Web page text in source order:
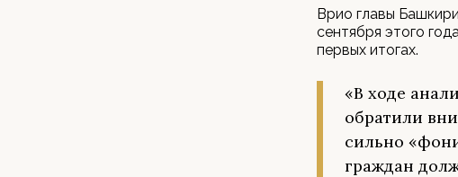
Врио главы
сентября этого
первых итогах.
«В ходе
обратили
сильно
граждан